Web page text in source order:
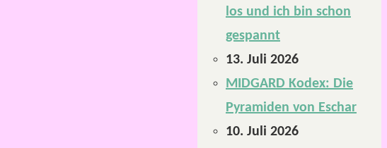
los und ich bin schon
gespannt
13. Juli 2026
MIDGARD Kodex: Die
Pyramiden von Eschar
10. Juli 2026